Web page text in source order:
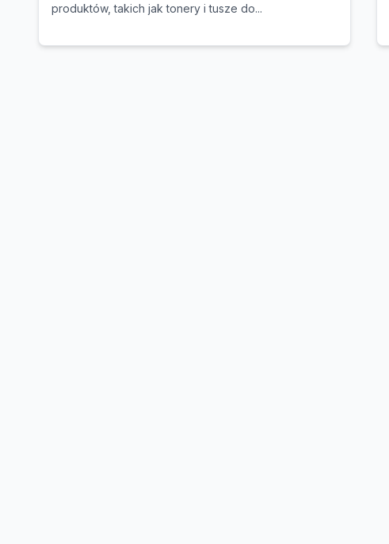
produktów, takich jak tonery i tusze do...